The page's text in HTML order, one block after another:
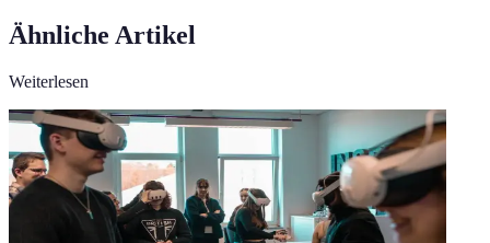
Ähnliche Artikel
Weiterlesen